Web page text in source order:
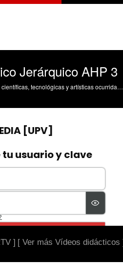
Jerárquico AHP 3
Divulgación de las actividades científicas, tecnológicas y artísticas ocurridas en los tres campus de la UPV
] [ Ver más Vídeos didácticos